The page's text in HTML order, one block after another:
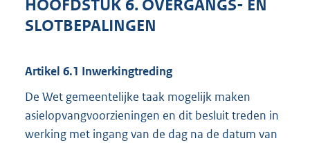
HOOFDSTUK 6. OVERGANGS- EN
SLOTBEPALINGEN
Artikel 6.1 Inwerkingtreding
De Wet gemeentelijke taak mogelijk maken
asielopvangvoorzieningen en dit besluit treden in
werking met ingang van de dag na de datum van